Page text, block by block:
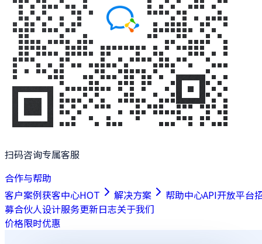
扫码咨询专属客服
合作与帮助
客户案例获客中心HOT 解决方案 帮助中心API开放平台
募合伙人设计服务更新日志关于我们
价格限时优惠